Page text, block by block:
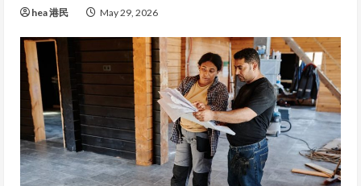
hea 港民 May 29, 2026